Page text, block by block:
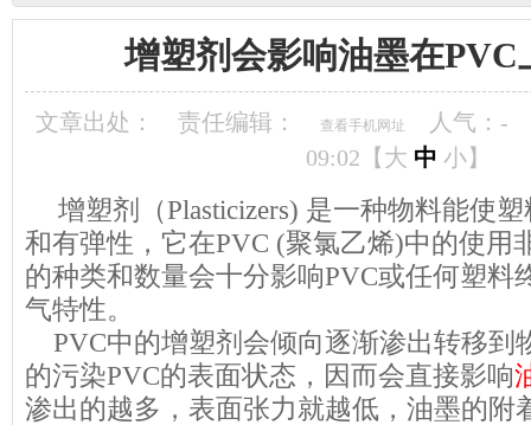
增塑剂会影响油墨在PVC
文章出处： 责任编辑： 查看手机网址 人气： -
09:02【 大 中 小】
增塑剂（Plasticizers) 是一种物料能使
和有弹性，它在PVC (聚氯乙烯)中的使用
的种类和数量会十分影响PVC或任何塑料
气特性。
PVC中的增塑剂会倾向逐渐渗出转移到
的污染PVC的表面状态，因而会直接影响
渗出的越多，表面张力就越低， 油墨的附